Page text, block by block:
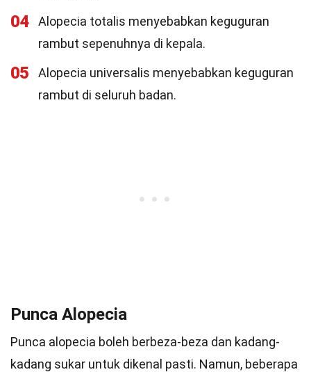
04
Alopecia totalis menyebabkan keguguran
rambut sepenuhnya di kepala.
05
Alopecia universalis menyebabkan keguguran
rambut di seluruh badan.
Punca Alopecia
Punca alopecia boleh berbeza-beza dan kadang-
kadang sukar untuk dikenal pasti. Namun, beberapa